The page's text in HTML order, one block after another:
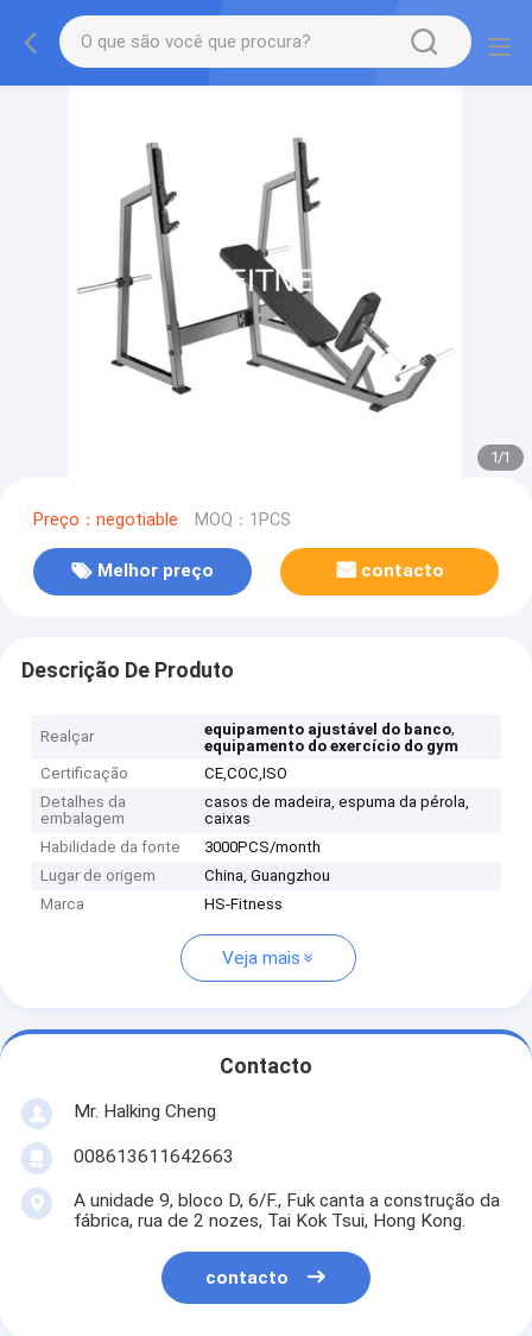
1/1
Preço：negotiable MOQ：1PCS
Melhor preço contacto
Descrição De Produto
Realçar equipamento ajustável do banco,
equipamento do exercício do gym
Certificação
CE,COC,ISO
Detalhes da
embalagem
casos de madeira, espuma da pérola,
caixas
Habilidade da fonte
3000PCS/month
Lugar de origem
China, Guangzhou
Marca
HS-Fitness
Veja mais
Contacto
Mr. Halking Cheng
008613611642663
A unidade 9, bloco D, 6/F., Fuk canta a construção da
fábrica, rua de 2 nozes, Tai Kok Tsui, Hong Kong.
contacto